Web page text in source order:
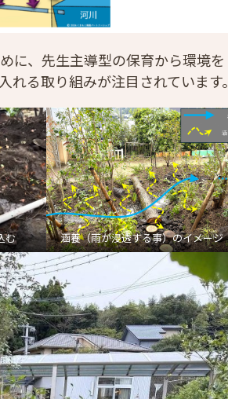
に、先生主導型の保育から環境を
る取り組みが注目されています。
む 涵養（雨が浸透する事）のイメージ